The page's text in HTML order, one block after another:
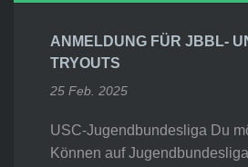
ANMELDUNG FÜR JBBL-
TRYOUTS
25 Feb. 2025
USC-Jugendbundesliga Du
Können auf